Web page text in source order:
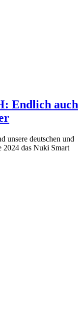
Endlich auch
unsere deutschen und
2024 das Nuki Smart